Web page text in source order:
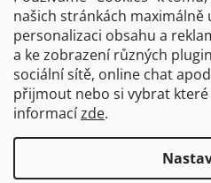
našich stránkách maximálně
personalizaci obsahu a
a ke zobrazení různých
sociální sítě, online chat
přijmout nebo si vybrat které
informacízde.
Retro
Vytvořil Shoptet